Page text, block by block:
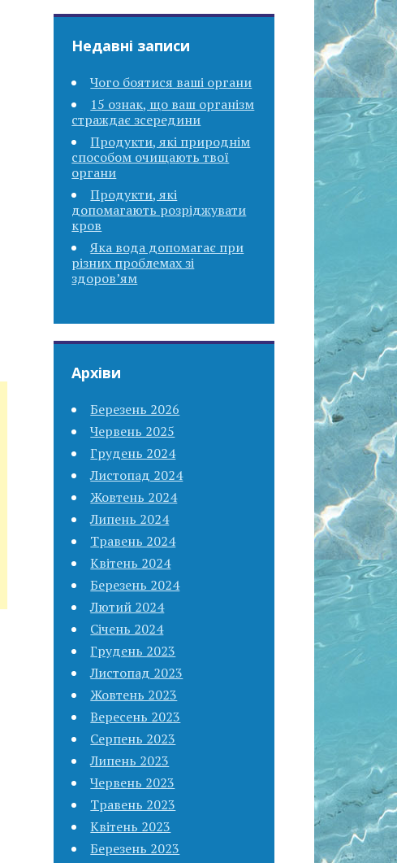
Недавні записи
Чого боятися ваші органи
15 ознак, що ваш організм
страждає зсередини
Продукти, які природнім
способом очищають твої
органи
Продукти, які
допомагають розріджувати
кров
Яка вода допомагає при
різних проблемах зі
здоров’ям
Архіви
Березень 2026
Червень 2025
Грудень 2024
Листопад 2024
Жовтень 2024
Липень 2024
Травень 2024
Квітень 2024
Березень 2024
Лютий 2024
Січень 2024
Грудень 2023
Листопад 2023
Жовтень 2023
Вересень 2023
Серпень 2023
Липень 2023
Червень 2023
Травень 2023
Квітень 2023
Березень 2023